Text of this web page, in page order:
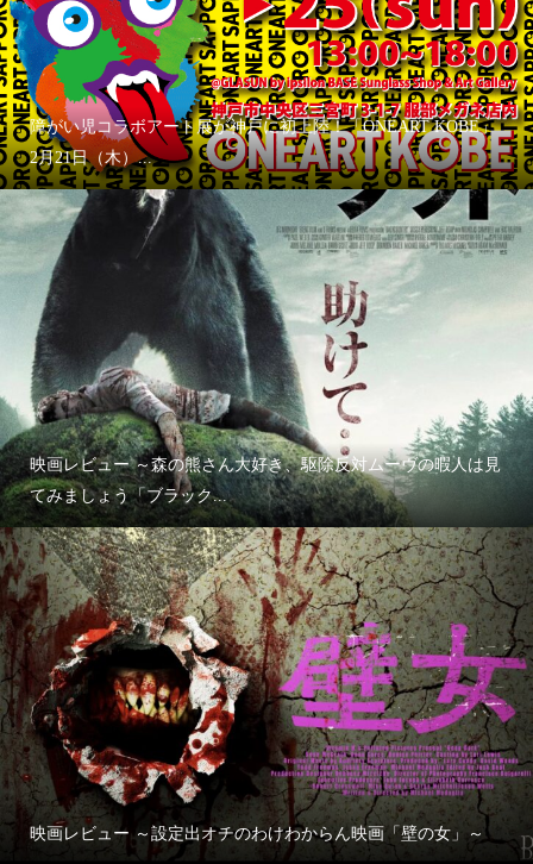
障がい児コラボアート展が神戸に初上陸！「ONEART KOBE」
2月21日（木）...
映画レビュー ～森の熊さん大好き、駆除反対ムーヴの暇人は見
てみましょう「ブラック...
映画レビュー ～設定出オチのわけわからん映画「壁の女」～